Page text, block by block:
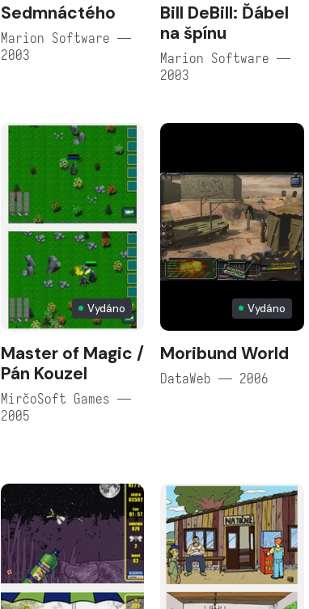
Sedmnáctého
Marion Software —
2003
Bill DeBill: Ďábel
na špínu
Marion Software —
2003
Vydáno
Master of Magic /
Pán Kouzel
MirčoSoft Games —
2005
Vydáno
Moribund World
DataWeb — 2006